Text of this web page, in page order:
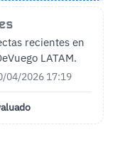
recientes en
LATAM.
04/2026 17:19